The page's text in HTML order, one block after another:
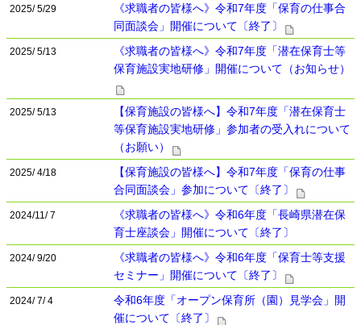
2025/ 5/29
《求職者の皆様へ》令和7年度「保育の仕事合
同面談会」開催について〔終了〕
2025/ 5/13
《求職者の皆様へ》令和7年度「潜在保育士等
保育施設実地研修」開催について（お知らせ）
2025/ 5/13
【保育施設の皆様へ】令和7年度「潜在保育士
等保育施設実地研修」参加者の受入れについて
（お願い）
2025/ 4/18
【保育施設の皆様へ】令和7年度「保育の仕事
合同面談会」参加について〔終了〕
2024/11/ 7
《求職者の皆様へ》令和6年度「長崎県潜在保
育士座談会」開催について〔終了〕
2024/ 9/20
《求職者の皆様へ》令和6年度「保育士等支援
セミナー」開催について〔終了〕
2024/ 7/ 4
令和6年度「オープン保育所（園）見学会」開
催について〔終了〕